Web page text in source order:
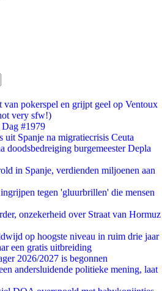
pokerspel en grijpt geel op Ventoux
very sfw!)
Dag #1979
uit Spanje na migratiecrisis Ceuta
doodsbedreiging burgemeester Depla
in Spanje, verdienden miljoenen aan
tegen 'gluurbrillen' die mensen
onzekerheid over Straat van Hormuz
op hoogste niveau in ruim drie jaar
een gratis uitbreiding
2026/2027 is begonnen
andersluidende politieke mening, laat